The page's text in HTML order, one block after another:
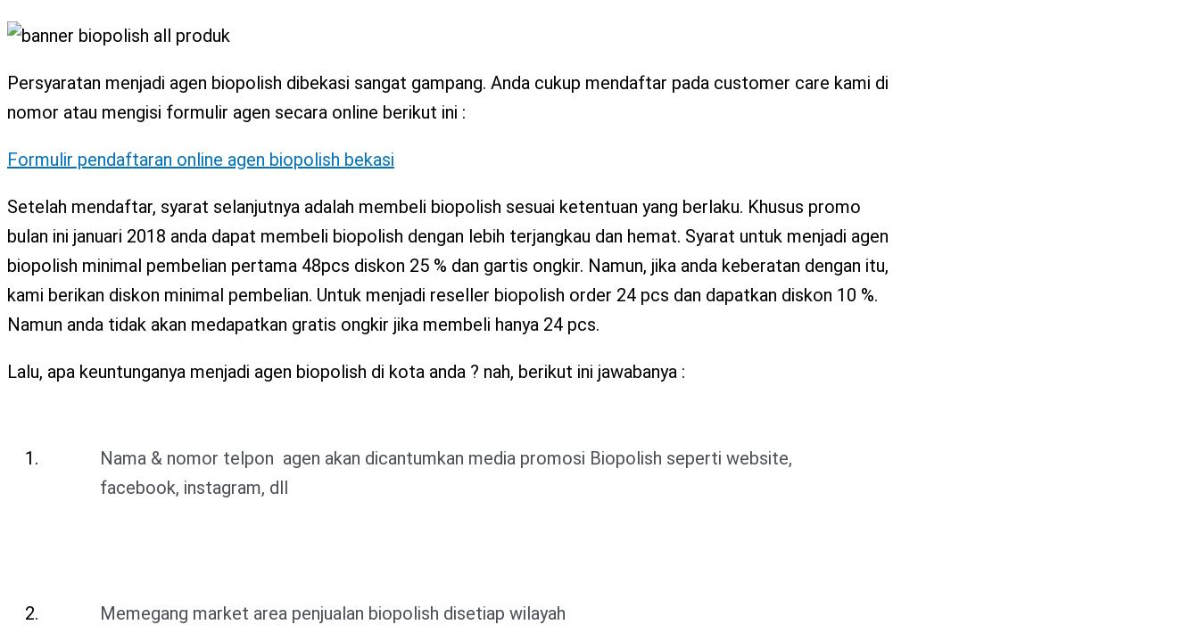
Persyaratan menjadi agen biopolish dibekasi sangat gampang. Anda cukup mendaftar pada customer care kami di
nomor atau mengisi formulir agen secara online berikut ini :
Formulir pendaftaran online agen biopolish bekasi
Setelah mendaftar, syarat selanjutnya adalah membeli biopolish sesuai ketentuan yang berlaku. Khusus promo
bulan ini januari 2018 anda dapat membeli biopolish dengan lebih terjangkau dan hemat. Syarat untuk menjadi agen
biopolish minimal pembelian pertama 48pcs diskon 25 % dan gartis ongkir. Namun, jika anda keberatan dengan itu,
kami berikan diskon minimal pembelian. Untuk menjadi reseller biopolish order 24 pcs dan dapatkan diskon 10 %.
Namun anda tidak akan medapatkan gratis ongkir jika membeli hanya 24 pcs.
Lalu, apa keuntunganya menjadi agen biopolish di kota anda ? nah, berikut ini jawabanya :
Nama & nomor telpon agen akan dicantumkan media promosi Biopolish seperti website,
facebook, instagram, dll
Memegang market area penjualan biopolish disetiap wilayah